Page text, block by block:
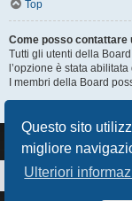
Questo sito
migliore
Ulteriori
Top
Come posso contattare
Tutti gli utenti della
l’opzione è stata
I membri della Board
Sito Web Forum